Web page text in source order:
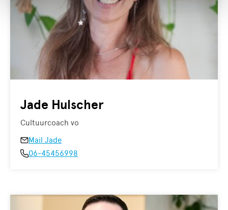
Jade Hulscher
Cultuurcoach vo
Mail Jade
06-45456998